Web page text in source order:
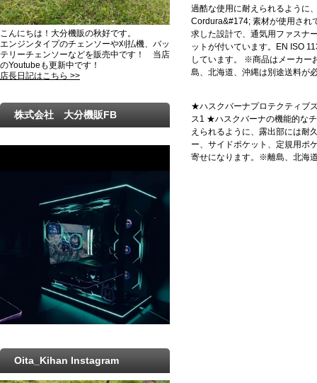
過酷な使用に耐えられるように
Cordura&#174; 素材が使用され
求した設計で、通気用ファスナ
ットが付いています。EN ISO
しています。 ※商品はメーカ
島、北海道、沖縄は別途送料が
★ハスクバーナプロテクティブ
ス1 ★ハスクバーナの機能的な
えられるように、露出部には耐
ー、サイドポケット、定規用ポ
寄せになります。※離島、北海
こんにちは！大分機販の秋好です。
エンジンタイプのチェンソーや刈払機、バッ
テリーチェンソーなどを販売中です！ 当店
のYoutubeも更新中です！
店長日記はこちら >>
株式会社 大分機販FB
Oita_Kihan Instagram